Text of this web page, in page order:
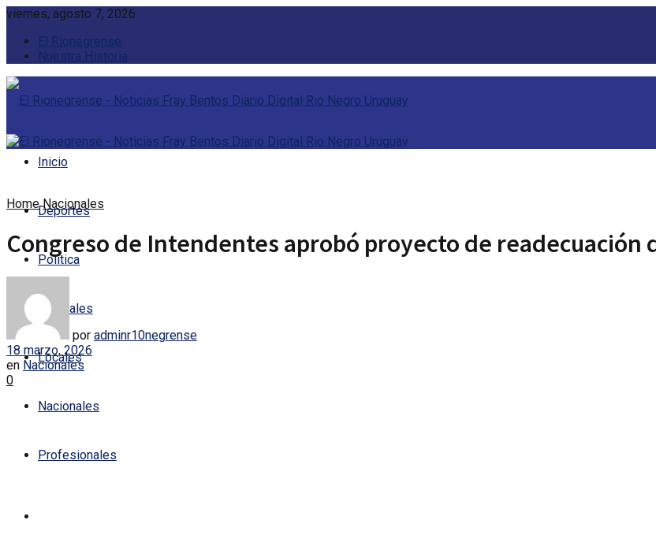
viernes, agosto 7, 2026
El Rionegrense
Nuestra Historia
Inicio
Deportes
Política
Policiales
Locales
Nacionales
Profesionales
Home Nacionales
Congreso de Intendentes aprobó proyecto de readecuación
por adminr10negrense
18 marzo, 2026
en Nacionales
0